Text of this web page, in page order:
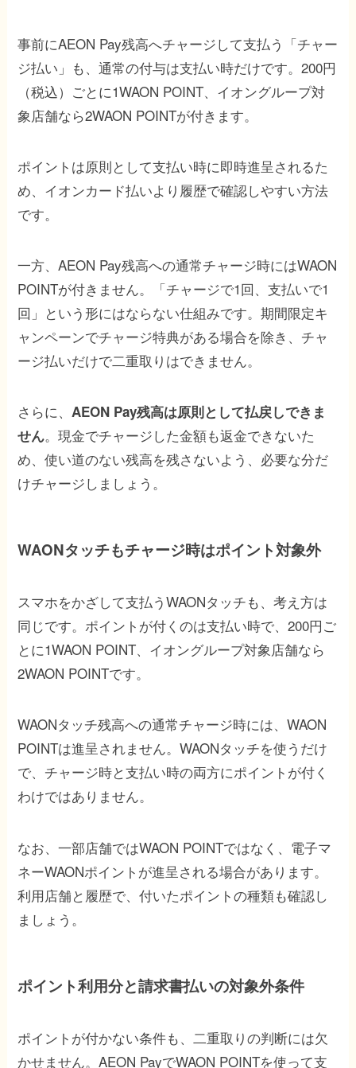
事前にAEON Pay残高へチャージして支払う「チャー
ジ払い」も、通常の付与は支払い時だけです。200円
（税込）ごとに1WAON POINT、イオングループ対
象店舗なら2WAON POINTが付きます。
ポイントは原則として支払い時に即時進呈されるた
め、イオンカード払いより履歴で確認しやすい方法
です。
一方、AEON Pay残高への通常チャージ時にはWAON
POINTが付きません。「チャージで1回、支払いで1
回」という形にはならない仕組みです。期間限定キ
ャンペーンでチャージ特典がある場合を除き、チャ
ージ払いだけで二重取りはできません。
さらに、 AEON Pay残高は原則として払戻しできま
せん。現金でチャージした金額も返金できないた
め、使い道のない残高を残さないよう、必要な分だ
けチャージしましょう。
WAONタッチもチャージ時はポイント対象外
スマホをかざして支払うWAONタッチも、考え方は
同じです。ポイントが付くのは支払い時で、200円ご
とに1WAON POINT、イオングループ対象店舗なら
2WAON POINTです。
WAONタッチ残高への通常チャージ時には、WAON
POINTは進呈されません。WAONタッチを使うだけ
で、チャージ時と支払い時の両方にポイントが付く
わけではありません。
なお、一部店舗ではWAON POINTではなく、電子マ
ネーWAONポイントが進呈される場合があります。
利用店舗と履歴で、付いたポイントの種類も確認し
ましょう。
ポイント利用分と請求書払いの対象外条件
ポイントが付かない条件も、二重取りの判断には欠
かせません。AEON PayでWAON POINTを使って支